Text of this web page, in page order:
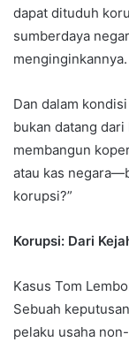
dapat dituduh
sumberdaya
menginginkannya.
Dan dalam
bukan datang dari
membangun
atau kas
korupsi?”
Korupsi: Dari
Kasus Tom
Sebuah
pelaku usaha